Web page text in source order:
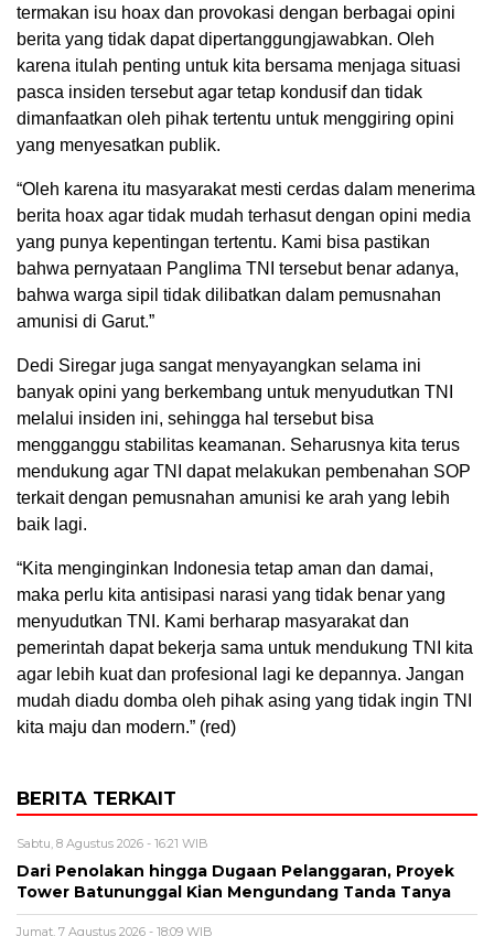
termakan isu hoax dan provokasi dengan berbagai opini
berita yang tidak dapat dipertanggungjawabkan. Oleh
karena itulah penting untuk kita bersama menjaga situasi
pasca insiden tersebut agar tetap kondusif dan tidak
dimanfaatkan oleh pihak tertentu untuk menggiring opini
yang menyesatkan publik.
“Oleh karena itu masyarakat mesti cerdas dalam menerima
berita hoax agar tidak mudah terhasut dengan opini media
yang punya kepentingan tertentu. Kami bisa pastikan
bahwa pernyataan Panglima TNI tersebut benar adanya,
bahwa warga sipil tidak dilibatkan dalam pemusnahan
amunisi di Garut.”
Dedi Siregar juga sangat menyayangkan selama ini
banyak opini yang berkembang untuk menyudutkan TNI
melalui insiden ini, sehingga hal tersebut bisa
mengganggu stabilitas keamanan. Seharusnya kita terus
mendukung agar TNI dapat melakukan pembenahan SOP
terkait dengan pemusnahan amunisi ke arah yang lebih
baik lagi.
“Kita menginginkan Indonesia tetap aman dan damai,
maka perlu kita antisipasi narasi yang tidak benar yang
menyudutkan TNI. Kami berharap masyarakat dan
pemerintah dapat bekerja sama untuk mendukung TNI kita
agar lebih kuat dan profesional lagi ke depannya. Jangan
mudah diadu domba oleh pihak asing yang tidak ingin TNI
kita maju dan modern.” (red)
BERITA TERKAIT
Sabtu, 8 Agustus 2026 - 16:21 WIB
Dari Penolakan hingga Dugaan Pelanggaran, Proyek
Tower Batununggal Kian Mengundang Tanda Tanya
Jumat, 7 Agustus 2026 - 18:09 WIB